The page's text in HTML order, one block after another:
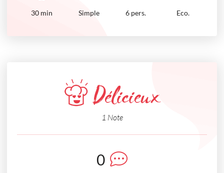
30 min Simple 6 pers. Eco.
Délicieux
1 Note
0